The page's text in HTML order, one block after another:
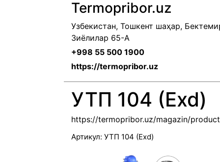
Termopribor.uz
Узбекистан, Тошкент шаҳар,
Зиёлилар 65-A
+998 55 500 1900
https://termopribor.uz
УТП 104 (Exd)
https://termopribor.uz/magazin/
Артикул: УТП 104 (Exd)